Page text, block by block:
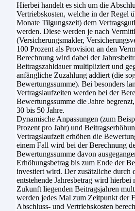
Hierbei handelt es sich um die
Vertriebskosten, welche in der Regel
Monate Tilgungszeit) dem
werden. Diese werden je nach
(Versicherungsmakler,
100 Prozent als Provision an den
Berechnung wird dabei der
Beitragszahldauer multipliziert und
anfängliche Zuzahlung addiert (die
Bewertungssumme). Bei besonders
Vertragslaufzeiten werden bei der
Bewertungssumme die Jahre
30 bis 50 Jahre.
Dynamische Anpassungen (zum
Prozent pro Jahr) und
Vertragslaufzeit erhöhen die
einem Fall wird bei der Berechnung
Bewertungssumme davon
Erhöhungsbetrag bis zum Ende der
investiert wird. Der zusätzliche durch
entstehende Jahresbetrag wird hierbei
Zukunft liegenden Beitragsjahren
werden jedes Mal zum Zeitpunkt der
Abschluss- und Vertriebskosten